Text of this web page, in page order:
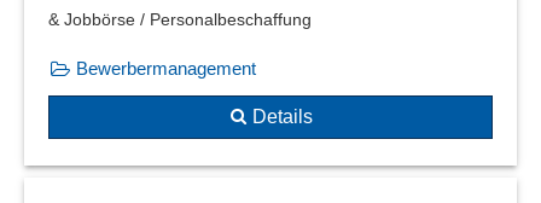
& Jobbörse / Personalbeschaffung
Bewerbermanagement
Details